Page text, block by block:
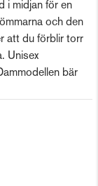
i midjan för en
och den
att du förblir torr
Unisex
bär